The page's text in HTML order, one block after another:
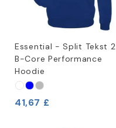
Essential - Split Tekst 2
B-Core Performance
Hoodie
41,67 £